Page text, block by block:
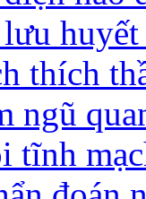
thích
ngũ
tĩnh